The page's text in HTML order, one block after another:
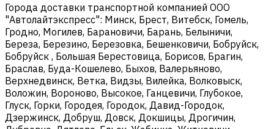
Города доставки транспортной компанией ООО
"Автолайтэкспресс": Минск, Брест, Витебск, Гомель,
Гродно, Могилев, Барановичи, Барань, Белыничи,
Береза, Березино, Березовка, Бешенковичи, Бобруйск,
Бобруйск , Большая Берестовица, Борисов, Брагин,
Браслав, Буда-Кошелево, Быхов, Валерьяново,
Верхнедвинск, Ветка, Видзы, Вилейка, Волковыск,
Воложин, Вороново, Высокое, Ганцевичи, Глубокое,
Глуск, Горки, Городея, Городок, Давид-Городок,
Дзержинск, Добруш, Довск, Докшицы, Дрогичин,